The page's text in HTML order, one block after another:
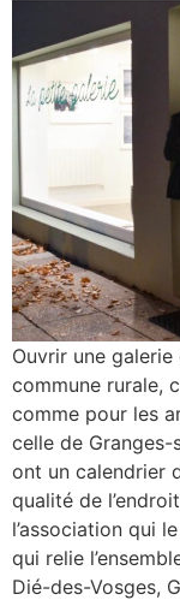
Ouvrir une
commune rurale,
comme pour les
celle de
ont un calendrier
qualité de
l’association qui
qui relie
Dié-des-Vosges,